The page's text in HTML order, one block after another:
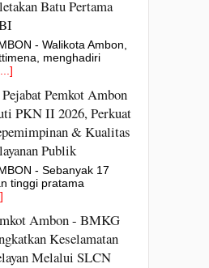
Batu Pertama
- Walikota Ambon,
menghadiri
Pejabat Pemkot Ambon
PKN II 2026, Perkuat
& Kualitas
Publik
- Sebanyak 17
tinggi pratama
Ambon - BMKG
Keselamatan
Melalui SLCN